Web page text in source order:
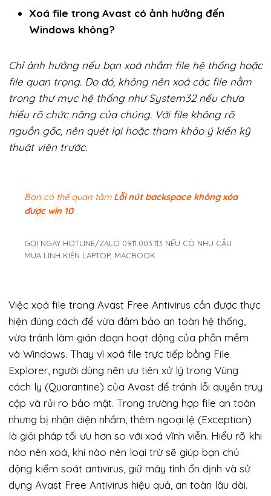
Xoá file trong Avast có ảnh hưởng đến
Windows không?
Chỉ ảnh hưởng nếu bạn xoá nhầm file hệ thống hoặc
file quan trọng. Do đó, không nên xoá các file nằm
trong thư mục hệ thống như System32 nếu chưa
hiểu rõ chức năng của chúng. Với file không rõ
nguồn gốc, nên quét lại hoặc tham khảo ý kiến kỹ
thuật viên trước.
Bạn có thể quan tâm Lỗi nút backspace không xóa
được win 10
GỌI NGAY HOTLINE/ZALO 0911.003.113 NẾU CÓ NHU CẦU
MUA LINH KIỆN LAPTOP, MACBOOK
Việc xoá file trong Avast Free Antivirus cần được thực
hiện đúng cách để vừa đảm bảo an toàn hệ thống,
vừa tránh làm gián đoạn hoạt động của phần mềm
và Windows. Thay vì xoá file trực tiếp bằng File
Explorer, người dùng nên ưu tiên xử lý trong Vùng
cách ly (Quarantine) của Avast để tránh lỗi quyền truy
cập và rủi ro bảo mật. Trong trường hợp file an toàn
nhưng bị nhận diện nhầm, thêm ngoại lệ (Exception)
là giải pháp tối ưu hơn so với xoá vĩnh viễn. Hiểu rõ khi
nào nên xoá, khi nào nên loại trừ sẽ giúp bạn chủ
động kiểm soát antivirus, giữ máy tính ổn định và sử
dụng Avast Free Antivirus hiệu quả, an toàn lâu dài.